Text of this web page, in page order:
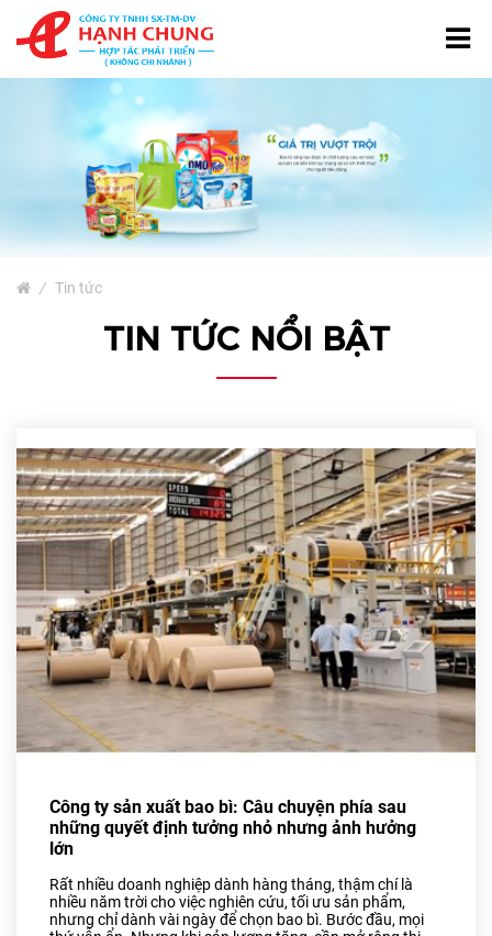
/ Tin tức
TIN TỨC NỔI BẬT
Công ty sản xuất bao bì: Câu chuyện phía sau
những quyết định tưởng nhỏ nhưng ảnh hưởng
lớn
Rất nhiều doanh nghiệp dành hàng tháng, thậm chí là
nhiều năm trời cho việc nghiên cứu, tối ưu sản phẩm,
nhưng chỉ dành vài ngày để chọn bao bì. Bước đầu, mọi
TRANG CHỦ
GIỚI THIỆU
TÚI NƯỚC GIẶT
SẢN PHẨM
Túi Màng Đơn PE, HD, PP
Bao Bì Bánh, Kẹo Các Loại
Túi PA, Túi Zipper, Túi
Nhôm
MÀNG BỌC THỰC PHẨM
PVC
MÀNG CO-EX NYLON PE
FILM
TUYỂN DỤNG
ĐỐI TÁC